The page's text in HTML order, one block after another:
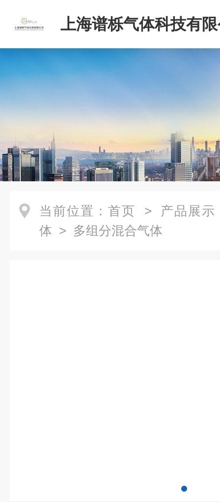
上海谱栎气体科技有
当前位置： 首页 > 产品展示
体 > 多组分混合气体